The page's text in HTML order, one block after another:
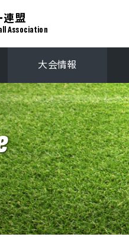
連盟
Association
大会情報
プレーオフ
関西学生選抜